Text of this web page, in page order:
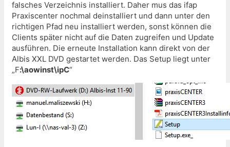
falsches Verzeichnis installiert. Daher mus das ifap
Praxiscenter nochmal deinstalliert und dann unter den
richtigen Pfad neu installiert werden, sonst können die
Clients später nicht auf die Daten zugreifen und Update
ausführen. Die erneute Installation kann direkt von der
Albis XXL DVD gestartet werden. Das Setup liegt unter
„F:\aowinst\ipC“